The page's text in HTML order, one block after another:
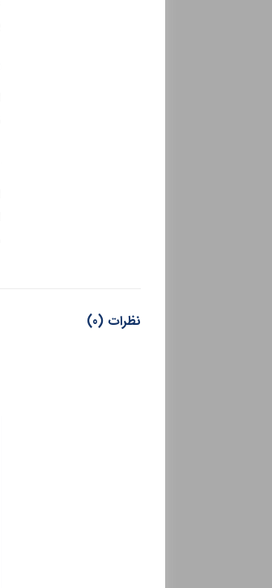
نظرات (0)